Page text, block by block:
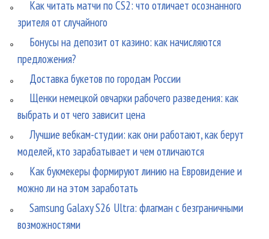
Как читать матчи по CS2: что отличает осознанного
зрителя от случайного
Бонусы на депозит от казино: как начисляются
предложения?
Доставка букетов по городам России
Щенки немецкой овчарки рабочего разведения: как
выбрать и от чего зависит цена
Лучшие вебкам-студии: как они работают, как берут
моделей, кто зарабатывает и чем отличаются
Как букмекеры формируют линию на Евровидение и
можно ли на этом заработать
Samsung Galaxy S26 Ultra: флагман с безграничными
возможностями